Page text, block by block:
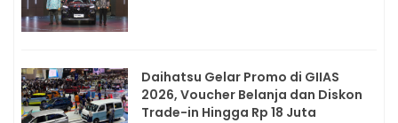
Daihatsu Gelar Promo di GIIAS
2026, Voucher Belanja dan Diskon
Trade-in Hingga Rp 18 Juta